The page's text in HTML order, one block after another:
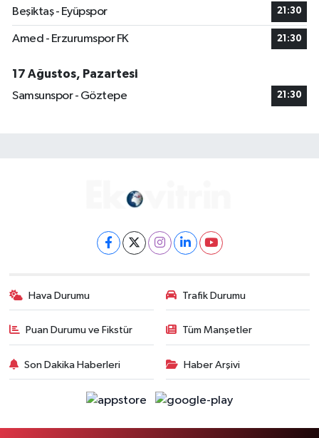
Beşiktaş - Eyüpspor 21:30
Amed - Erzurumspor FK 21:30
17 Ağustos, Pazartesi
Samsunspor - Göztepe
21:30
Hava Durumu Trafik Durumu
Puan Durumu ve Fikstür Tüm Manşetler
Son Dakika Haberleri Haber Arşivi